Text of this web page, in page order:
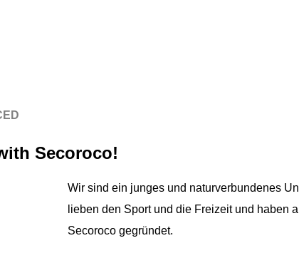
Secoroco!
Wir sind ein junges und naturverbundenes
lieben den Sport und die Freizeit und haben
Secoroco gegründet.